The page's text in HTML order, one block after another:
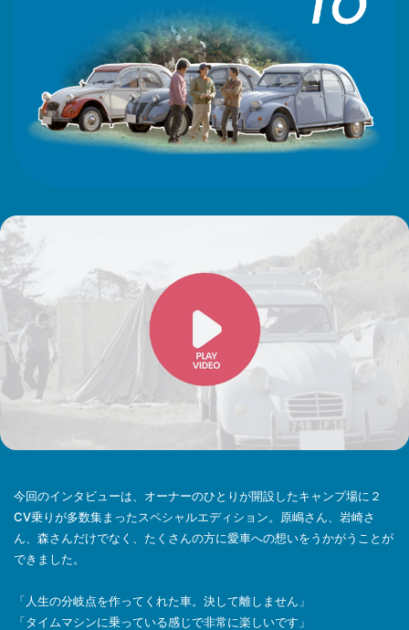
今回のインタビューは、オーナーのひとりが開設したキャンプ場に２
CV乗りが多数集まったスペシャルエディション。原嶋さん、岩崎さ
ん、森さんだけでなく、たくさんの方に愛車への想いをうかがうことが
できました。
「人生の分岐点を作ってくれた車。決して離しません」
「タイムマシンに乗っている感じで非常に楽しいです」